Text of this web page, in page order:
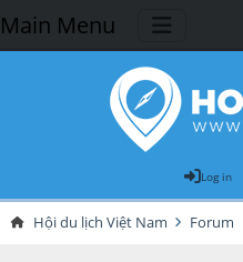
Main Menu
Log in
Hội du lịch Việt Nam Forum